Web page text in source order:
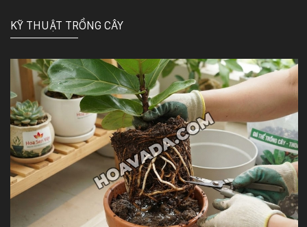
KỸ THUẬT TRỒNG CÂY